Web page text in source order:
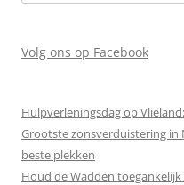
Volg ons op Facebook
Hulpverleningsdag op
Grootste zonsverduistering in
beste plekken
Houd de Wadden